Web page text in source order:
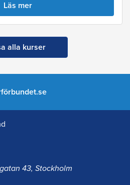
Läs mer
alla kurser
43, Stockholm